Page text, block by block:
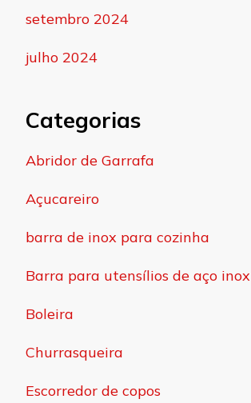
setembro 2024
julho 2024
Categorias
Abridor de Garrafa
Açucareiro
barra de inox para cozinha
Barra para utensílios de aço inox
Boleira
Churrasqueira
Escorredor de copos